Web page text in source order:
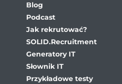
Blog
Podcast
Jak rekrutować?
SOLID.Recruitment
Generatory IT
Słownik IT
Przykładowe testy